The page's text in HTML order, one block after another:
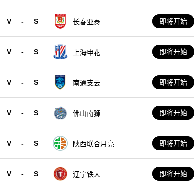
V - S 长春亚泰 即将开始
V - S 上海申花 即将开始
V - S 南通支云 即将开始
V - S 佛山南狮 即将开始
V - S
陕西联合月亮泊
即将开始
V - S 辽宁铁人 即将开始